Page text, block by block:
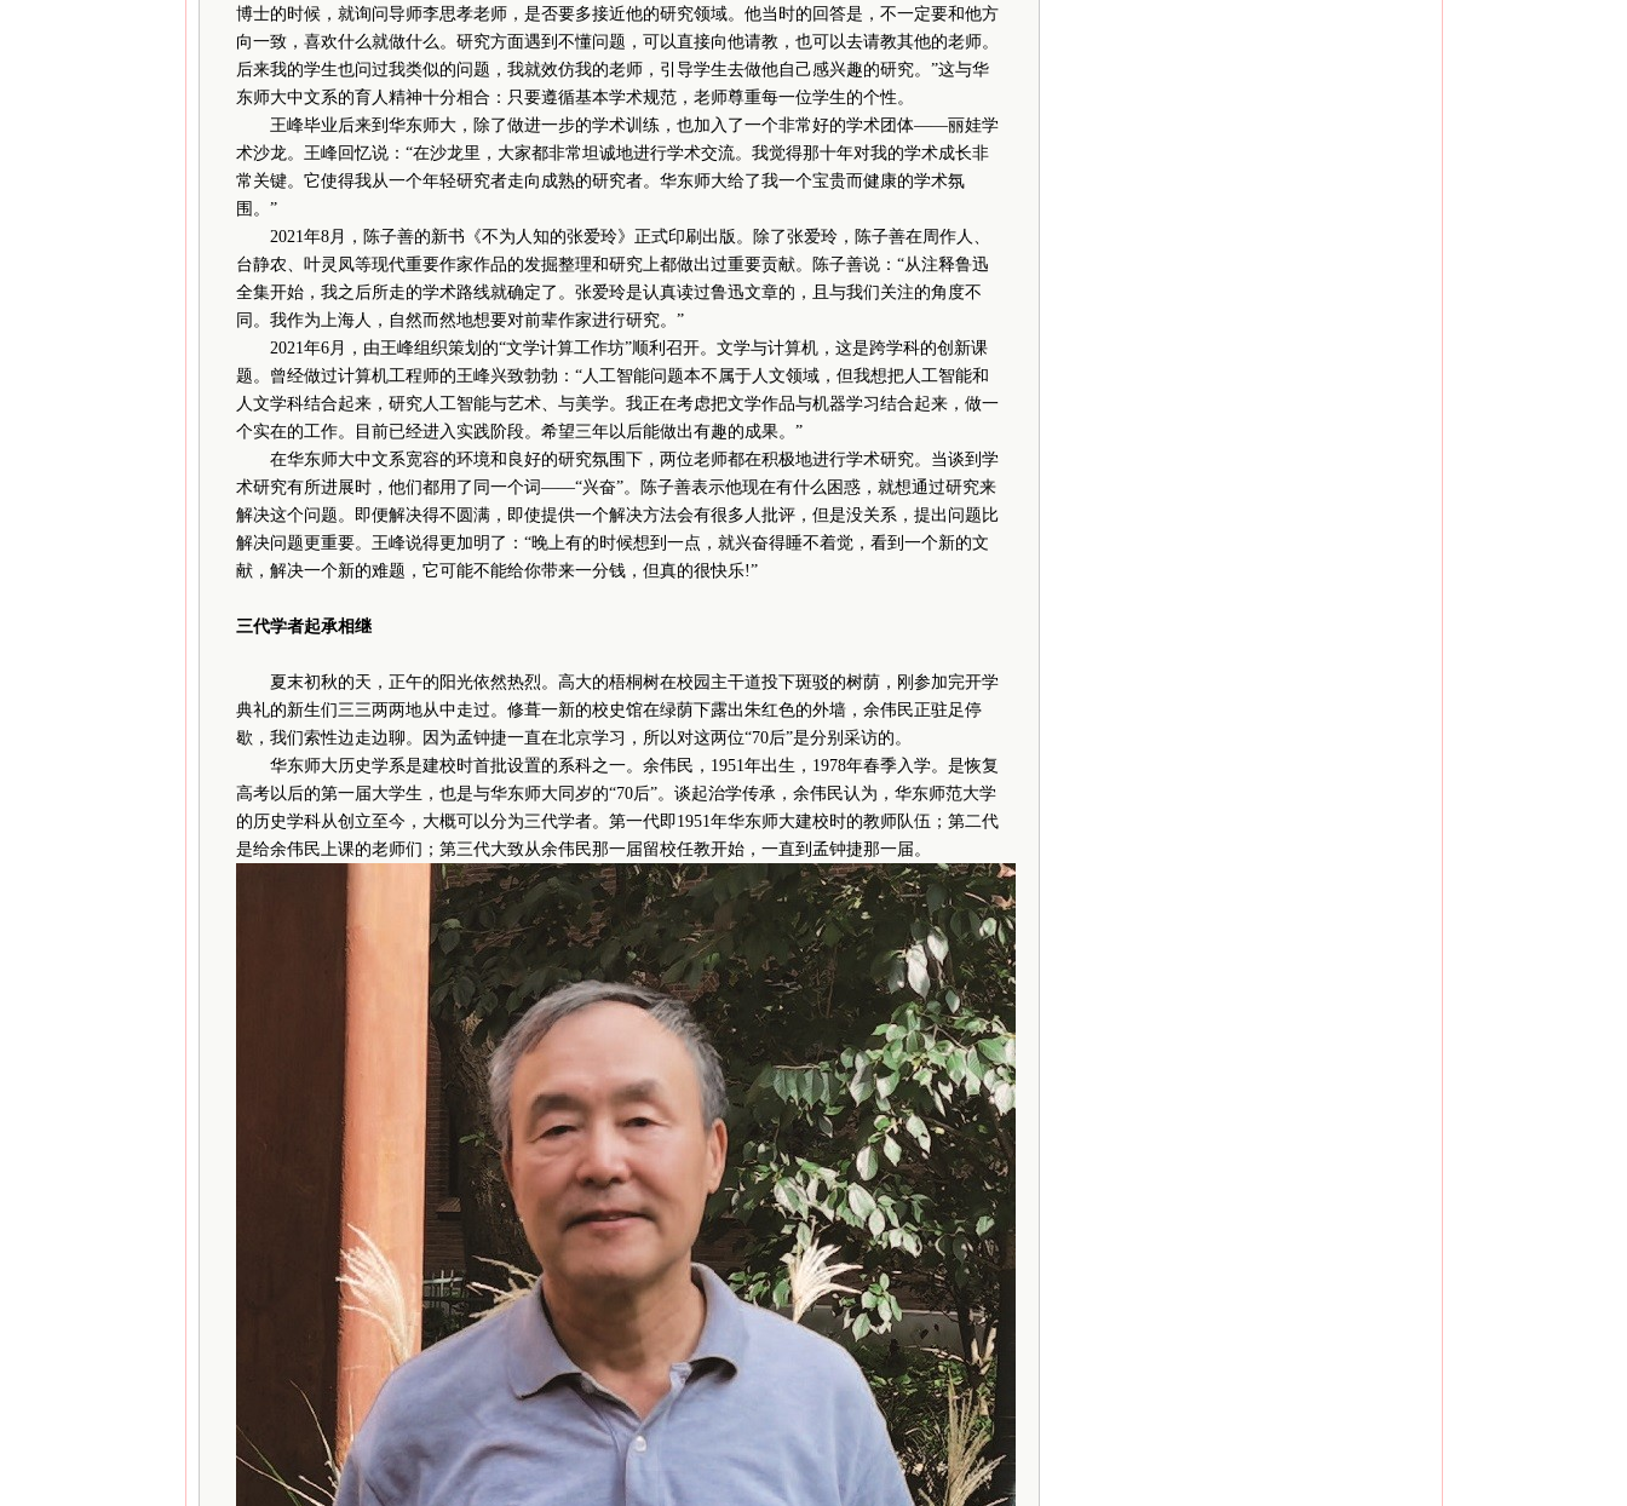
博士的时候，就询问导师李思孝老师，是否要多接近他的研究领域。他当时的回答是，不一定要和他方
向一致，喜欢什么就做什么。研究方面遇到不懂问题，可以直接向他请教，也可以去请教其他的老师。
后来我的学生也问过我类似的问题，我就效仿我的老师，引导学生去做他自己感兴趣的研究。”这与华
东师大中文系的育人精神十分相合：只要遵循基本学术规范，老师尊重每一位学生的个性。
王峰毕业后来到华东师大，除了做进一步的学术训练，也加入了一个非常好的学术团体——丽娃学
术沙龙。王峰回忆说：“在沙龙里，大家都非常坦诚地进行学术交流。我觉得那十年对我的学术成长非
常关键。它使得我从一个年轻研究者走向成熟的研究者。华东师大给了我一个宝贵而健康的学术氛
围。”
2021年8月，陈子善的新书《不为人知的张爱玲》正式印刷出版。除了张爱玲，陈子善在周作人、
台静农、叶灵凤等现代重要作家作品的发掘整理和研究上都做出过重要贡献。陈子善说：“从注释鲁迅
全集开始，我之后所走的学术路线就确定了。张爱玲是认真读过鲁迅文章的，且与我们关注的角度不
同。我作为上海人，自然而然地想要对前辈作家进行研究。”
2021年6月，由王峰组织策划的“文学计算工作坊”顺利召开。文学与计算机，这是跨学科的创新课
题。曾经做过计算机工程师的王峰兴致勃勃：“人工智能问题本不属于人文领域，但我想把人工智能和
人文学科结合起来，研究人工智能与艺术、与美学。我正在考虑把文学作品与机器学习结合起来，做一
个实在的工作。目前已经进入实践阶段。希望三年以后能做出有趣的成果。”
在华东师大中文系宽容的环境和良好的研究氛围下，两位老师都在积极地进行学术研究。当谈到学
术研究有所进展时，他们都用了同一个词——“兴奋”。陈子善表示他现在有什么困惑，就想通过研究来
解决这个问题。即便解决得不圆满，即使提供一个解决方法会有很多人批评，但是没关系，提出问题比
解决问题更重要。王峰说得更加明了：“晚上有的时候想到一点，就兴奋得睡不着觉，看到一个新的文
献，解决一个新的难题，它可能不能给你带来一分钱，但真的很快乐!”
三代学者起承相继
夏末初秋的天，正午的阳光依然热烈。高大的梧桐树在校园主干道投下斑驳的树荫，刚参加完开学
典礼的新生们三三两两地从中走过。修葺一新的校史馆在绿荫下露出朱红色的外墙，余伟民正驻足停
歇，我们索性边走边聊。因为孟钟捷一直在北京学习，所以对这两位“70后”是分别采访的。
华东师大历史学系是建校时首批设置的系科之一。余伟民，1951年出生，1978年春季入学。是恢复
高考以后的第一届大学生，也是与华东师大同岁的“70后”。谈起治学传承，余伟民认为，华东师范大学
的历史学科从创立至今，大概可以分为三代学者。第一代即1951年华东师大建校时的教师队伍；第二代
是给余伟民上课的老师们；第三代大致从余伟民那一届留校任教开始，一直到孟钟捷那一届。